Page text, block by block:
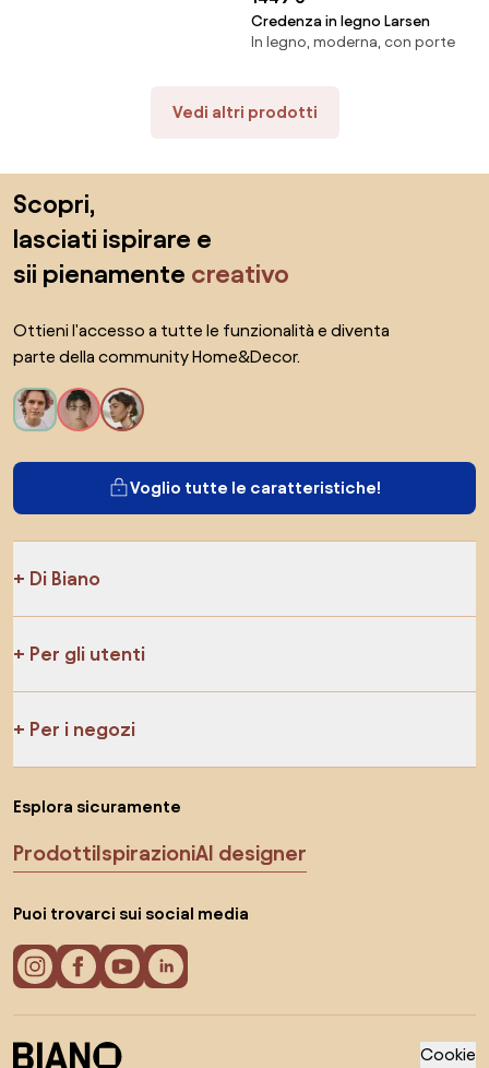
Credenza in legno Larsen
In legno, moderna, con porte
Vedi altri prodotti
Scopri,
lasciati ispirare e
sii pienamente creativo
Ottieni l'accesso a tutte le funzionalità e diventa
parte della community Home&Decor.
Voglio tutte le caratteristiche!
Di Biano
Per gli utenti
Per i negozi
Esplora sicuramente
ProdottiIspirazioniAI designer
Puoi trovarci sui social media
Cookie